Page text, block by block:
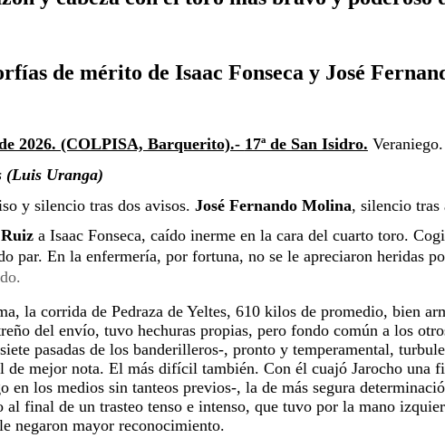
de mérito de Isaac Fonseca y José
2026. (COLPISA, Barquerito).- 17ª de San Isidro.
(Luis Uranga)
y silencio tras dos avisos. José Fernando Molina, silencio tras
a Isaac Fonseca, caído inerme en la cara del cuarto toro.
par. En la enfermería, por fortuna, no se le apreciaron heridas
la corrida de Pedraza de Yeltes, 610 kilos de promedio, bien
del envío, tuvo hechuras propias, pero fondo común a los
pasadas de los banderilleros-, pronto y temperamental,
de mejor nota. El más difícil también. Con él cuajó Jarocho una
en los medios sin tanteos previos-, la de más segura
al final de un trasteo tenso e intenso, que tuvo por la mano
negaron mayor reconocimiento.